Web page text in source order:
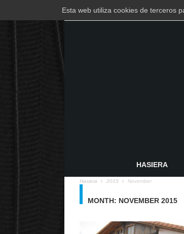
EUSKARA ESPAÑOL
HASIERA
Hasiera 2015 November
MONTH: NOVEMBER 2015
Esta web utiliza cookies de terceros